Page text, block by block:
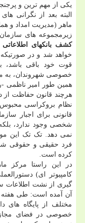
یکی از مهم ترین و
البته بعد از نگرانی
ماهر (مدیریت امداد و
زیرمجموعه های سازمان
کشف بانکهای
قوت خود باقی باشد،
خصوصی شهروندان، به
همین طور امیر ناظمی -
نظام بروکراسی محبوس
قانونی برای اجبار
شخصی وجود ندارد،
نمی دهد. تک تک این
فرد حقیقی و حقوقی
کرده است.
در این راستا مرکز
کامپیوتر ای)
گیری از نشت اطلاعات
آن آمده است: طی هفته
مختلف از پایگاه
خصوصی در فضای مجازی